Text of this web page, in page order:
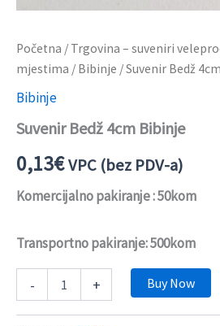
Početna / Trgovina – suveniri
mjestima / Bibinje / Suvenir Bedž
Bibinje
Suvenir Bedž 4cm Bibinje
0,13€VPC (bez PDV-a)
Komercijalno pakiranje : 50kom
Transportno pakiranje: 500kom
- + Buy Now